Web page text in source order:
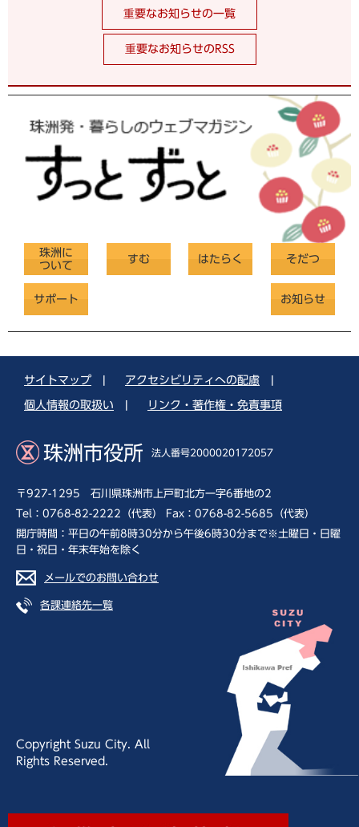
重要なお知らせの一覧
重要なお知らせのRSS
珠洲に
ついて
すむ はたらく そだつ
サポート お知らせ
サイトマップ アクセシビリティへの配慮
個人情報の取扱い リンク・著作権・免責事項
珠洲市役所 法人番号2000020172057
〒927-1295 石川県珠洲市上戸町北方一字6番地の2
Tel：0768-82-2222（代表） Fax：0768-82-5685（代表）
開庁時間：平日の午前8時30分から午後6時30分まで※土曜日・日曜
日・祝日・年末年始を除く
メールでのお問い合わせ
各課連絡先一覧
Copyright Suzu City. All
Rights Reserved.